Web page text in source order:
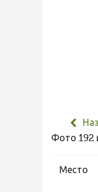
Фото 192
Место